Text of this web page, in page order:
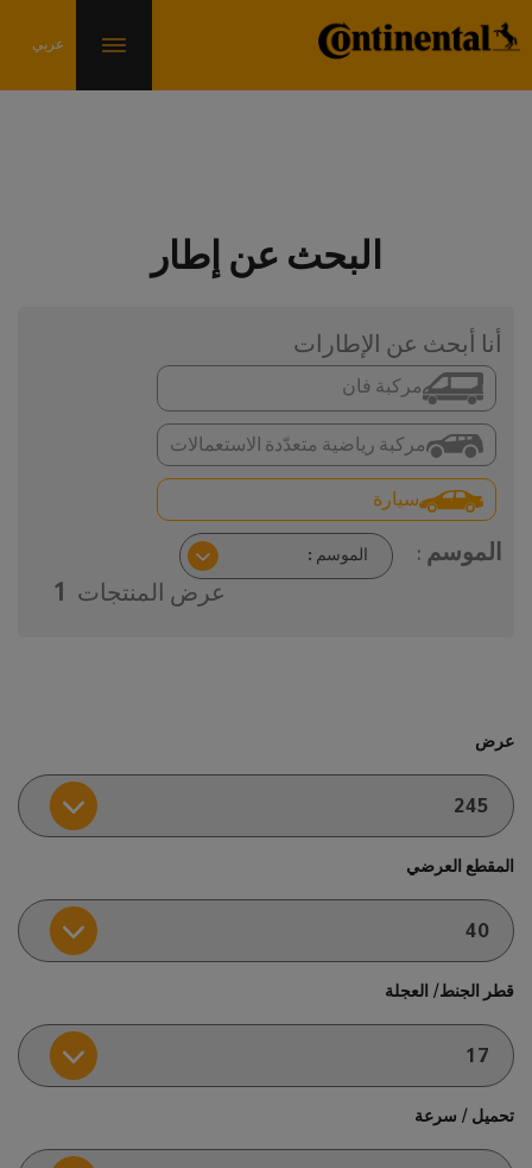
البحث عن إطار
أنا أبحث عن الإطارات
سيارة
مركبة رياضية متعدّدة الاستعمالات
مركبة فان
الموسم :
عرض المنتجات
1
عرض
المقطع العرضي
قطر الجنط/ العجلة
تحميل / سرعة